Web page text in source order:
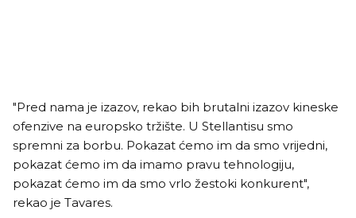
"Pred nama je izazov, rekao bih brutalni izazov kineske
ofenzive na europsko tržište. U Stellantisu smo
spremni za borbu. Pokazat ćemo im da smo vrijedni,
pokazat ćemo im da imamo pravu tehnologiju,
pokazat ćemo im da smo vrlo žestoki konkurent",
rekao je Tavares.